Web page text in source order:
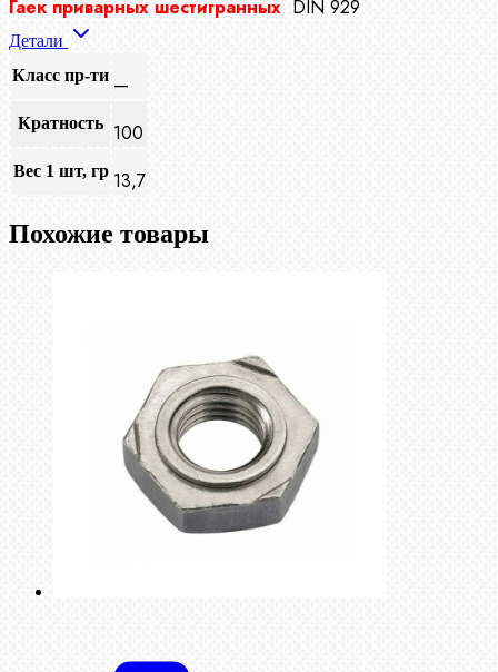
Гаек приварных шестигранных DIN 929
Детали
Класс пр-ти —
Кратность 100
Вес 1 шт, гр 13,7
Похожие товары